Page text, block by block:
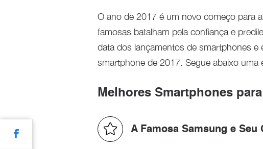
O ano de 2017 é um novo começo para
famosas batalham pela confiança e
data dos lançamentos de smartphones
smartphone de 2017. Segue abaixo
Melhores Smartphones para
A Famosa Samsung e Seu